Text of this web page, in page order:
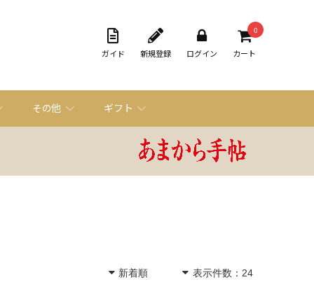
ガイド 新規登録 ログイン
0
カート
その他 ギフト